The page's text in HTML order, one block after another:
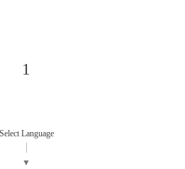
1
Select Language
▼